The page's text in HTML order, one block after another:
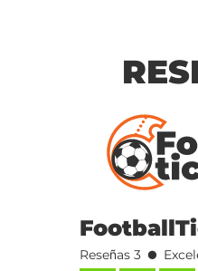
Reseñas 3 •